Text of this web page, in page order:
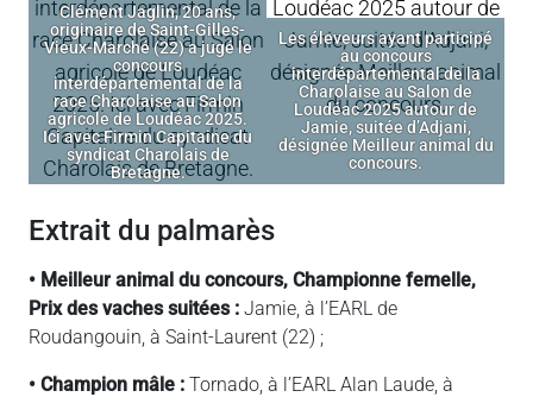
Clément Jaglin, 20 ans,
originaire de Saint-Gilles-
Vieux-Marché (22) a jugé le
concours
interdépartemental de la
race Charolaise au Salon
agricole de Loudéac 2025.
Ici avec Firmin Capitaine du
syndicat Charolais de
Bretagne.
Les éleveurs ayant participé
au concours
interdépartemental de la
Charolaise au Salon de
Loudéac 2025 autour de
Jamie, suitée d’Adjani,
désignée Meilleur animal du
concours.
extrait du palmarès
• Meilleur animal du concours, Championne femelle,
Prix des vaches suitées : Jamie, à l’EARL de
Roudangouin, à Saint-Laurent (22) ;
• Champion mâle : Tornado, à l’EARL Alan Laude, à